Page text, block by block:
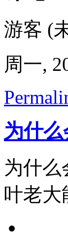
游客 (
周一,
为什
为什么
叶老大